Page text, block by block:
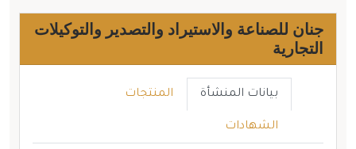
جنان للصناعة والاستيراد والتصدير والتوكيلات
التجارية
بيانات المنشأة المنتجات
الشهادات